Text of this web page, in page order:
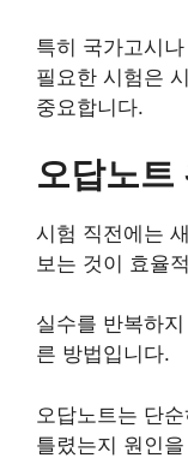
특히 국가고시
필요한 시험은
중요합니다.
오답노트
시험 직전에는
보는 것이 효율
실수를 반복하
른 방법입니다.
오답노트는 단
틀렸는지 원인